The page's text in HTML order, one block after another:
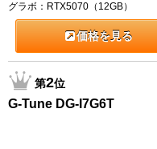
グラボ：RTX5070（12GB）
価格を見る
第2位
G-Tune DG-I7G6T